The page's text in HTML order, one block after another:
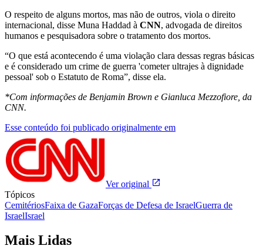
O respeito de alguns mortos, mas não de outros, viola o direito
internacional, disse Muna Haddad à CNN, advogada de direitos
humanos e pesquisadora sobre o tratamento dos mortos.
“O que está acontecendo é uma violação clara dessas regras básicas
e é considerado um crime de guerra 'cometer ultrajes à dignidade
pessoal' sob o Estatuto de Roma”, disse ela.
*Com informações de Benjamin Brown e Gianluca Mezzofiore, da
CNN.
Esse conteúdo foi publicado originalmente em
Ver original
Tópicos
CemitériosFaixa de GazaForças de Defesa de IsraelGuerra de
IsraelIsrael
Mais Lidas